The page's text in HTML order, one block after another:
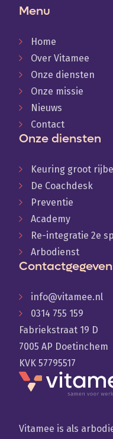
Menu
Home
Over Vitamee
Onze diensten
Onze missie
Nieuws
Contact
Onze diensten
Keuring groot
De Coachdesk
Preventie
Academy
Re-integratie 2e
Arbodienst
info@vitamee.nl
0314 755 159
Fabriekstraat 19 D
7005 AP Doetinchem
KVK 57795517
Vitamee is als